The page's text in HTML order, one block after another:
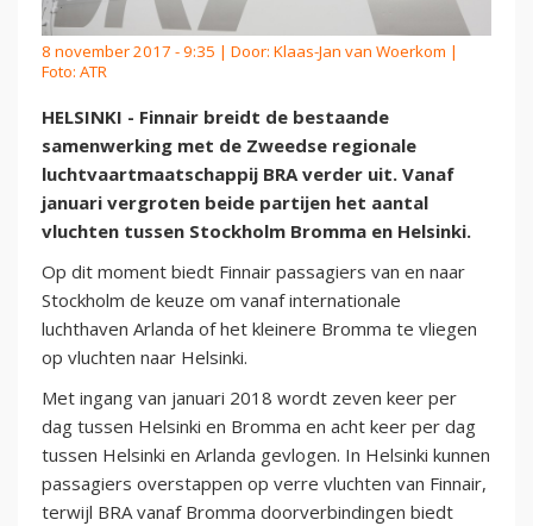
8 november 2017 - 9:35 | Door: Klaas-Jan van Woerkom |
Foto: ATR
HELSINKI - Finnair breidt de bestaande
samenwerking met de Zweedse regionale
luchtvaartmaatschappij BRA verder uit. Vanaf
januari vergroten beide partijen het aantal
vluchten tussen Stockholm Bromma en Helsinki.
Op dit moment biedt Finnair passagiers van en naar
Stockholm de keuze om vanaf internationale
luchthaven Arlanda of het kleinere Bromma te vliegen
op vluchten naar Helsinki.
Met ingang van januari 2018 wordt zeven keer per
dag tussen Helsinki en Bromma en acht keer per dag
tussen Helsinki en Arlanda gevlogen. In Helsinki kunnen
passagiers overstappen op verre vluchten van Finnair,
terwijl BRA vanaf Bromma doorverbindingen biedt